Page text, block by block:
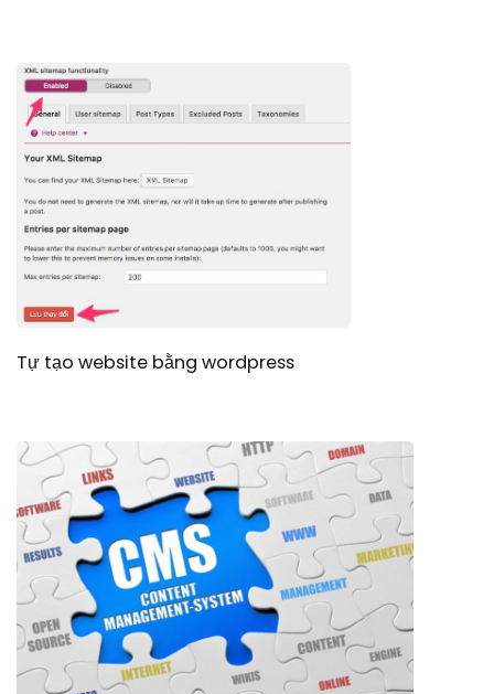
Tự tạo website bằng wordpress